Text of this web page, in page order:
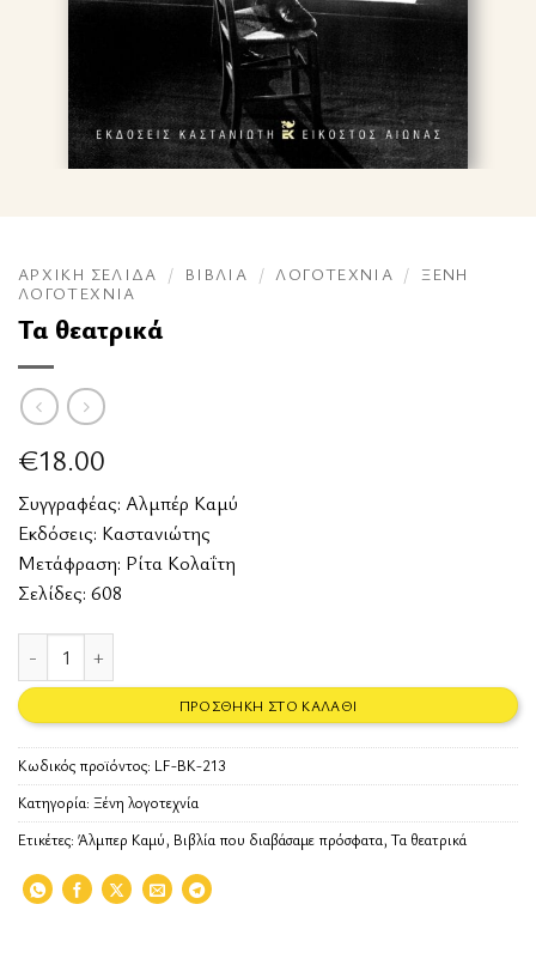
ΑΡΧΙΚΉ ΣΕΛΊΔΑ / ΒΙΒΛΊΑ / ΛΟΓΟΤΕΧΝΊΑ / ΞΈΝΗ
ΛΟΓΟΤΕΧΝΊΑ
Τα θεατρικά
€18.00
Συγγραφέας: Αλμπέρ Καμύ
Εκδόσεις: Καστανιώτης
Μετάφραση: Ρίτα Κολαΐτη
Σελίδες: 608
ΠΡΟΣΘΉΚΗ ΣΤΟ ΚΑΛΆΘΙ
Κωδικός προϊόντος: LF-BK-213
Κατηγορία: Ξένη λογοτεχνία
Ετικέτες: Άλμπερ Καμύ, Βιβλία που διαβάσαμε πρόσφατα,Τα θεατρικά